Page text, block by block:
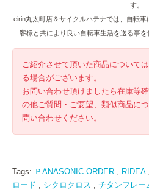
す。
eirin丸太町店＆サイクルハテナでは、自転
客様と共により良い自転車生活を送る事を
ご紹介させて頂いた商品について
る場合がございます。
お問い合わせ頂けましたら在庫等
の他ご質問・ご要望、類似商品に
問い合わせください。
Tags: ＰANASONIC ORDER RIDEA,
ロード
シクロクロス チタンフレー